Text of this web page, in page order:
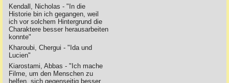
Kendall, Nicholas - "In die
Historie bin ich gegangen, weil
ich vor solchem Hintergrund die
Charaktere besser herausarbeiten
konnte"
Kharoubi, Chergui - "Ida und
Lucien"
Kiarostami, Abbas - "Ich mache
Filme, um den Menschen zu
helfen, sich gegenseitig besser